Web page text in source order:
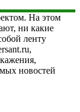
На этом
ни какие
ленту
новостей